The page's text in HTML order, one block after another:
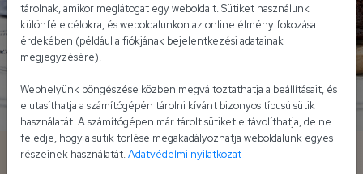
Majonézes-kávés sütemény
tárolnak, amikor meglátogat egy weboldalt. Sütiket használunk
különféle célokra, és weboldalunkon az online élmény fokozása
érdekében (például a fiókjának bejelentkezési adatainak
megjegyzésére).
Webhelyünk böngészése közben megváltoztathatja a beállításait, és
elutasíthatja a számítógépén tárolni kívánt bizonyos típusú sütik
használatát. A számítógépen már tárolt sütiket eltávolíthatja, de ne
feledje, hogy a sütik törlése megakadályozhatja weboldalunk egyes
részeinek használatát. Adatvédelmi nyilatkozat